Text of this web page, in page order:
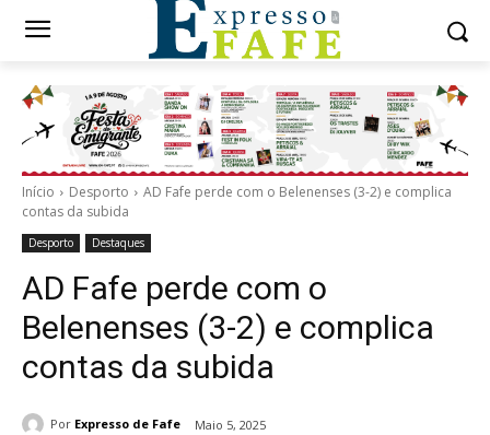
Início Desporto
AD Fafe perde com o Belenenses (3-2) e complica
contas da subida
Desporto Destaques
AD Fafe perde com o
Belenenses (3-2) e complica
contas da subida
Por Expresso de Fafe Maio 5, 2025